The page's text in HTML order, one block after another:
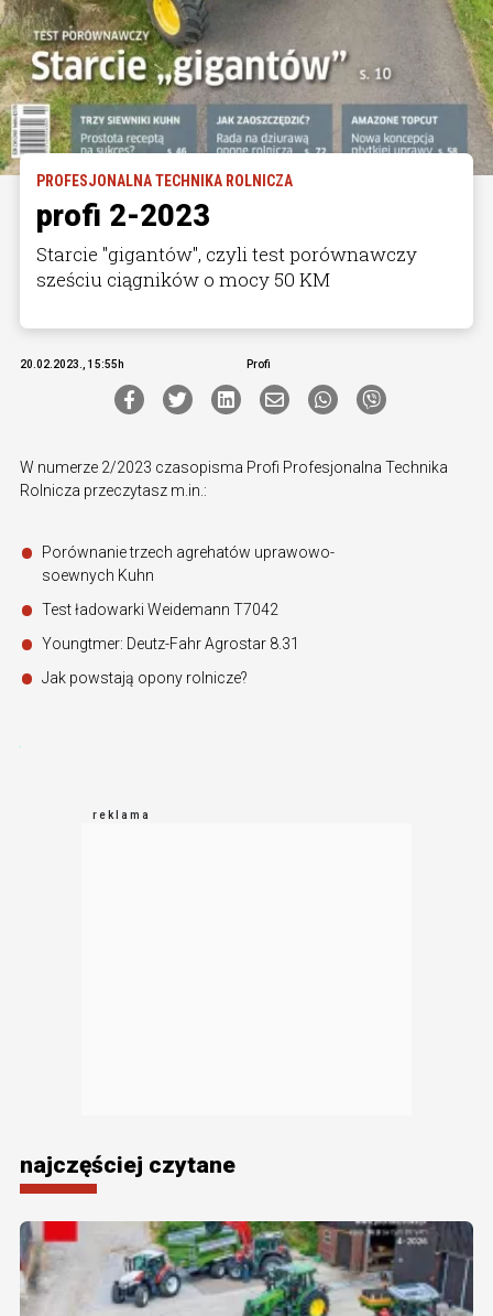
PROFESJONALNA TECHNIKA ROLNICZA
profi 2-2023
Starcie "gigantów", czyli test porównawczy
sześciu ciągników o mocy 50 KM
20.02.2023., 15:55h Profi
W numerze 2/2023 czasopisma Profi Profesjonalna Technika
Rolnicza przeczytasz m.in.:
Porównanie trzech agrehatów uprawowo-
soewnych Kuhn
Test ładowarki Weidemann T7042
Youngtmer: Deutz-Fahr Agrostar 8.31
Jak powstają opony rolnicze?
najczęściej czytane